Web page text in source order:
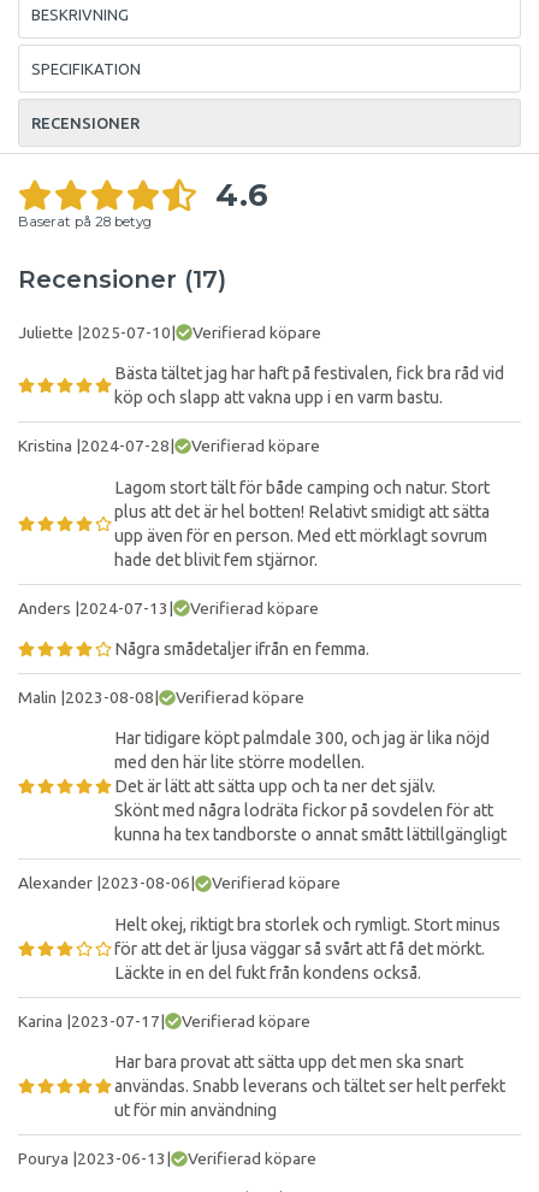
BESKRIVNING
SPECIFIKATION
RECENSIONER
4.6
Baserat på 28 betyg
Recensioner (17)
Juliette |2025-07-10| Verifierad köpare
Bästa tältet jag har haft på festivalen, fick bra råd vid
köp och slapp att vakna upp i en varm bastu.
Kristina |2024-07-28| Verifierad köpare
Lagom stort tält för både camping och natur. Stort
plus att det är hel botten! Relativt smidigt att sätta
upp även för en person. Med ett mörklagt sovrum
hade det blivit fem stjärnor.
Anders |2024-07-13| Verifierad köpare
Några smådetaljer ifrån en femma.
Malin |2023-08-08| Verifierad köpare
Har tidigare köpt palmdale 300, och jag är lika nöjd
med den här lite större modellen.
Det är lätt att sätta upp och ta ner det själv.
Skönt med några lodräta fickor på sovdelen för att
kunna ha tex tandborste o annat smått lättillgängligt
Alexander |2023-08-06| Verifierad köpare
Helt okej, riktigt bra storlek och rymligt. Stort minus
för att det är ljusa väggar så svårt att få det mörkt.
Läckte in en del fukt från kondens också.
Karina |2023-07-17| Verifierad köpare
Har bara provat att sätta upp det men ska snart
användas. Snabb leverans och tältet ser helt perfekt
ut för min användning
Pourya |2023-06-13 | Verifierad köpare